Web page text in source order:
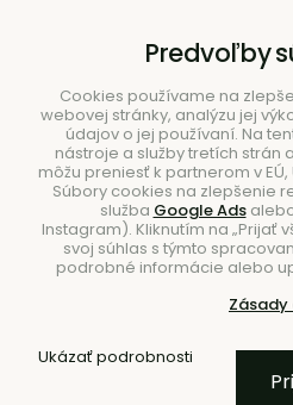
Hľadať
Úvod Blog
Predvoľby
Cookies používame na
webovej stránky, analýzu jej
údajov o jej používaní. Na
nástroje a služby tretích strán
môžu preniesť k partnerom v
Súbory cookies na zlepšenie
služba Google Ads
Instagram). Kliknutím na „Prijať
svoj súhlas s týmto
podrobné informácie alebo
Ukázať podrobnosti